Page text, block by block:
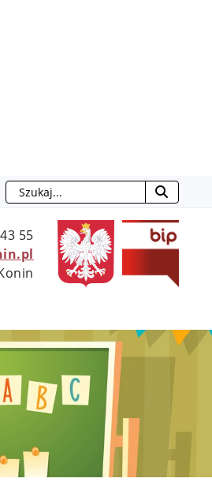
Szukaj
55